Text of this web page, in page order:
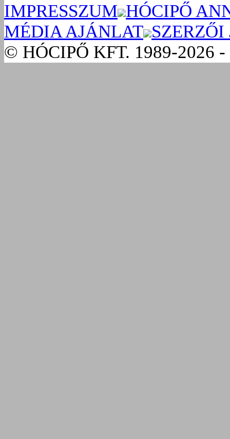
IMPRESSZUM HÓCIPŐ
MÉDIA AJÁNLAT SZERZŐI
© HÓCIPŐ KFT. 1989-2026